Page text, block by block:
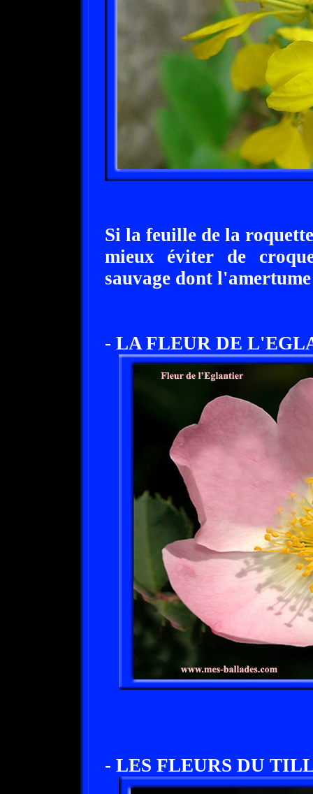
Si la feuille de la
mieux éviter de
sauvage dont
- LA FLEUR DE
- LES FLEURS DU